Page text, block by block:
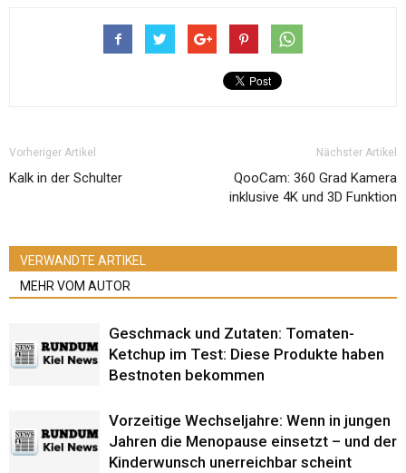
Vorheriger Artikel
Kalk in der Schulter
Nächster Artikel
QooCam: 360 Grad Kamera
inklusive 4K und 3D Funktion
VERWANDTE ARTIKEL
MEHR VOM AUTOR
Geschmack und Zutaten: Tomaten-
Ketchup im Test: Diese Produkte haben
Bestnoten bekommen
Vorzeitige Wechseljahre: Wenn in jungen
Jahren die Menopause einsetzt – und der
Kinderwunsch unerreichbar scheint